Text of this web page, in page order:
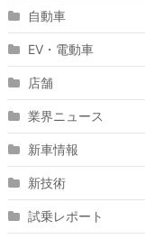
自動車
EV・電動車
店舗
業界ニュース
新車情報
新技術
試乗レポート